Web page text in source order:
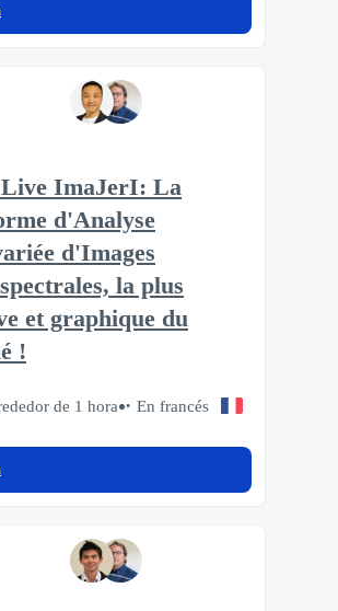
Live ImaJerI: La
d'Analyse
d'Images
la plus
et graphique du
!
de 1 hora En francés